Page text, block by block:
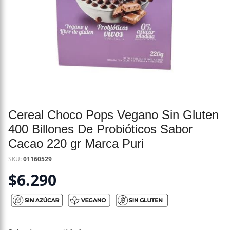
Cereal Choco Pops Vegano Sin Gluten
400 Billones De Probióticos Sabor
Cacao 220 gr Marca Puri
SKU:01160529
$6.290